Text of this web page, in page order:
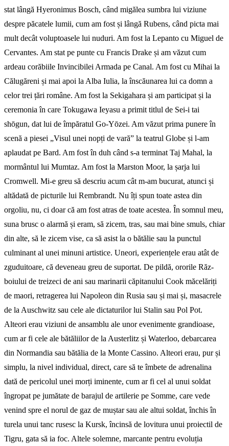
stat lângă Hyeronimus Bosch, când migălea sumbra lui viziune
despre păcatele lumii, cum am fost și lângă Rubens, când picta mai
mult decât voluptoasele lui nuduri. Am fost la Lepanto cu Miguel de
Cervantes. Am stat pe punte cu Francis Drake și am văzut cum
ardeau corăbiile Invincibilei Armada pe Canal. Am fost cu Mihai la
Călugăreni și mai apoi la Alba Iulia, la înscăunarea lui ca domn a
celor trei țări române. Am fost la Sekigahara și am participat și la
ceremonia în care Tokugawa Ieyasu a primit titlul de Sei-i tai
shōgun, dat lui de împăratul Go-Yōzei. Am văzut prima punere în
scenă a piesei „Visul unei nopți de vară” la teatrul Globe și l-am
aplaudat pe Bard. Am fost în duh când s-a terminat Taj Mahal, la
mormântul lui Mumtaz. Am fost la Marston Moor, la șarja lui
Cromwell. Mi-e greu să descriu acum cât m-am bucurat, atunci și
altădată de picturile lui Rembrandt. Nu îți spun toate astea din
orgoliu, nu, ci doar că am fost atras de toate acestea. În somnul meu,
suna brusc o alarmă și eram, să zicem, tras, sau mai bine smuls, chiar
din alte, să le zi­cem vise, ca să asist la o bătălie sau la punctul
culminant al unei minuni artistice. Uneori, experiențele erau atât de
zguduitoare, că deveneau greu de suportat. De pildă, ororile Răz­
boiului de treizeci de ani sau marinarii căpitanului Cook măcelăriți
de maori, retragerea lui Napoleon din Rusia sau și mai și, masacrele
de la Auschwitz sau cele ale dicta­turilor lui Stalin sau Pol Pot.
Alteori erau viziuni de ansamblu ale unor evenimente grandioase,
cum ar fi cele ale bătăliilor de la Austerlitz și Waterloo, debarcarea
din Normandia sau bătălia de la Monte Cassino. Alteori erau, pur și
simplu, la nivel individual, direct, care să te îmbete de adrenalina
dată de pericolul unei morți imi­nente, cum ar fi cel al unui soldat
îngropat pe jumătate de barajul de artilerie pe Somme, care vede
venind spre el norul de gaz de muștar sau ale altui soldat, închis în
turela unui tanc rusesc la Kursk, încinsă de lovitura unui proiectil de
Tigru, gata să ia foc. Altele solemne, marcante pentru evoluția